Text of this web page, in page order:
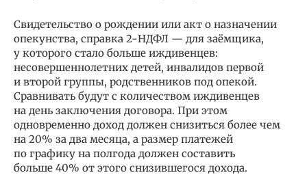
Свидетельство о рождении или акт о назначении
опекунства, справка 2-НДФЛ — для заёмщика,
у которого стало больше иждивенцев:
несовершеннолетних детей, инвалидов первой
и второй группы, родственников под опекой.
Сравнивать будут с количеством иждивенцев
на день заключения договора. При этом
одновременно доход должен снизиться более чем
на 20% за два месяца, а размер платежей
по графику на полгода должен составить
больше 40% от этого снизившегося дохода.